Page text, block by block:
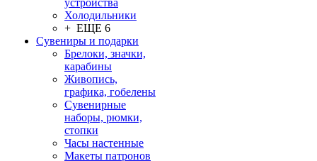
устройства
Холодильники
+ ЕЩЕ 6
Сувениры и подарки
Брелоки, значки,
карабины
Живопись,
графика, гобелены
Сувенирные
наборы, рюмки,
стопки
Часы настенные
Макеты патронов